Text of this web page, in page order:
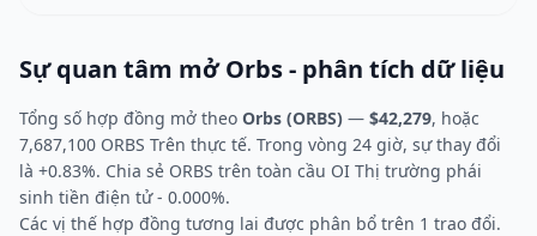
Sự quan tâm mở Orbs - phân tích dữ liệu
Tổng số hợp đồng mở theo Orbs (ORBS) — $42,279, hoặc
7,687,100 ORBS Trên thực tế. Trong vòng 24 giờ, sự thay đổi
là +0.83%. Chia sẻ ORBS trên toàn cầu OI Thị trường phái
sinh tiền điện tử - 0.000%.
Các vị thế hợp đồng tương lai được phân bổ trên 1 trao đổi.